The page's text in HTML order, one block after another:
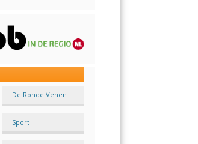
De Ronde Venen
Sport